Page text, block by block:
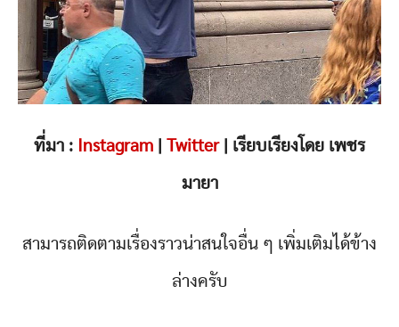
ที่มา : Instagram Twitter| เรียบเรียงโดย เพชร
มายา
สามารถติดตามเรื่องราวน่าสนใจอื่น ๆ เพิ่มเติมได้ข้าง
ล่างครับ